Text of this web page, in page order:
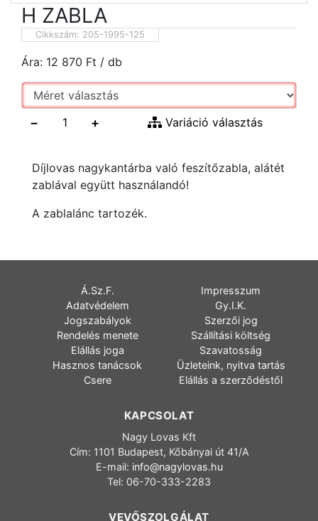
H ZABLA
Cikkszám: 205-1995-125
Ára: 12 870 Ft / db
− + Variáció választás
Díjlovas nagykantárba való feszítőzabla, alátét
zablával együtt használandó!
A zablalánc tartozék.
Á.Sz.F.
Impresszum
Adatvédelem
Gy.I.K.
Jogszabályok
Szerzői jog
Rendelés menete
Szállítási költség
Elállás joga
Szavatosság
Hasznos tanácsok
Üzleteink, nyitva tartás
Csere
Elállás a szerződéstől
KAPCSOLAT
Nagy Lovas Kft
Cím: 1101 Budapest, Kőbányai út 41/A
E-mail: info@nagylovas.hu
Tel: 06-70-333-2283
VEVŐSZOLGÁLAT